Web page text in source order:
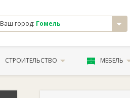
Ваш город: Гомель
СТРОИТЕЛЬСТВО МЕБЕЛЬ